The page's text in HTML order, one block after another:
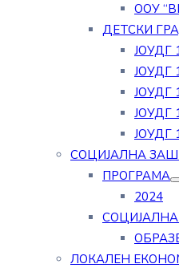
ООУ
ДЕТСКИ
ЈОУДГ
ЈОУДГ
ЈОУДГ
СОЦИЈАЛНА
ПРОГРАМА
2024
ЛОКАЛЕН